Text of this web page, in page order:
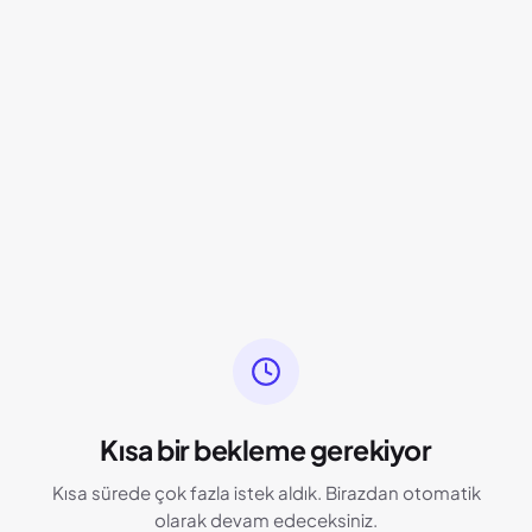
Kısa bir bekleme gerekiyor
Kısa sürede çok fazla istek aldık. Birazdan otomatik
olarak devam edeceksiniz.